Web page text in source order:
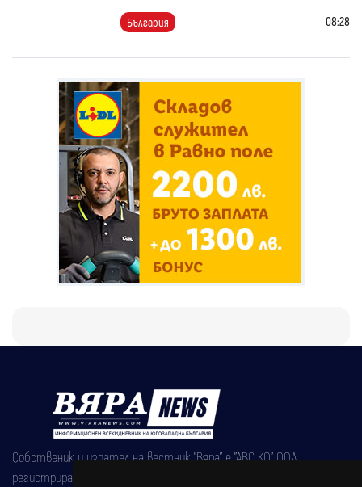
България 08:28
Собственик и издател на вестник "Вяра" е "АВС КО" ООД,
регистрирана на 08.05.2002 година.